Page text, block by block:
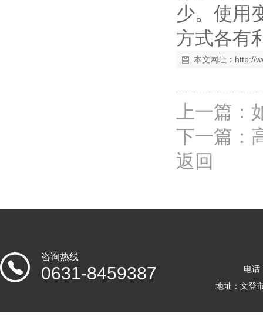
少。使用
方式各有
本文网址： http://
上一篇：
下一篇：
返回
咨询热线
0631-8459387
电
地址：文登